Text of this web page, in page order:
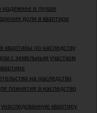
надежнее и лучше
доли в квартире
квартиры по наследству
с земельным участком
на наследство
принятия в наследство
квартиру